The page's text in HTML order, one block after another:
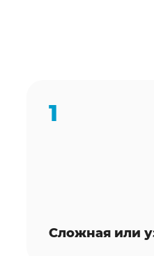
1
Сложная или